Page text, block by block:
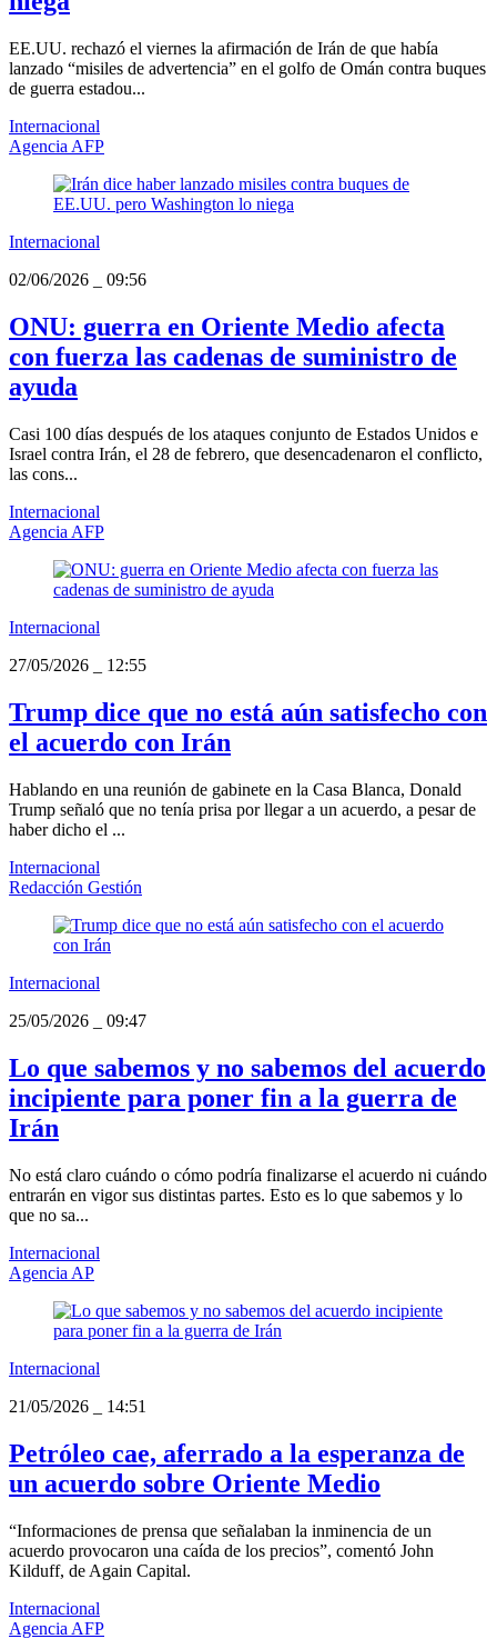
EE.UU. rechazó el viernes la afirmación de Irán de que había
lanzado “misiles de advertencia” en el golfo de Omán contra buques
de guerra estadou...
Internacional
Agencia AFP
Internacional
02/06/2026
09:56
ONU: guerra en Oriente Medio afecta
con fuerza las cadenas de suministro de
ayuda
Casi 100 días después de los ataques conjunto de Estados Unidos e
Israel contra Irán, el 28 de febrero, que desencadenaron el conflicto,
las cons...
Internacional
Agencia AFP
Internacional
27/05/2026
12:55
Trump dice que no está aún satisfecho con
el acuerdo con Irán
Hablando en una reunión de gabinete en la Casa Blanca, Donald
Trump señaló que no tenía prisa por llegar a un acuerdo, a pesar de
haber dicho el ...
Internacional
Redacción Gestión
Internacional
25/05/2026
09:47
Lo que sabemos y no sabemos del acuerdo
incipiente para poner fin a la guerra de
Irán
No está claro cuándo o cómo podría finalizarse el acuerdo ni cuándo
entrarán en vigor sus distintas partes. Esto es lo que sabemos y lo
que no sa...
Internacional
Agencia AP
Internacional
21/05/2026
14:51
Petróleo cae, aferrado a la esperanza de
un acuerdo sobre Oriente Medio
“Informaciones de prensa que señalaban la inminencia de un
acuerdo provocaron una caída de los precios”, comentó John
Kilduff, de Again Capital.
Internacional
Agencia AFP